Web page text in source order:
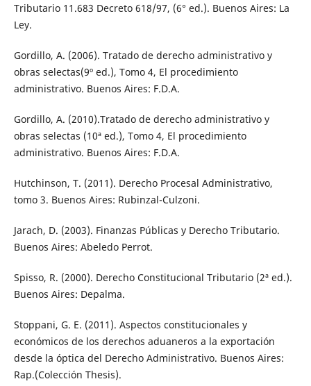
Tributario 11.683 Decreto 618/97, (6° ed.). Buenos Aires: La
Ley.
Gordillo, A. (2006). Tratado de derecho administrativo y
obras selectas(9º ed.), Tomo 4, El procedimiento
administrativo. Buenos Aires: F.D.A.
Gordillo, A. (2010).Tratado de derecho administrativo y
obras selectas (10ª ed.), Tomo 4, El procedimiento
administrativo. Buenos Aires: F.D.A.
Hutchinson, T. (2011). Derecho Procesal Administrativo,
tomo 3. Buenos Aires: Rubinzal-Culzoni.
Jarach, D. (2003). Finanzas Públicas y Derecho Tributario.
Buenos Aires: Abeledo Perrot.
Spisso, R. (2000). Derecho Constitucional Tributario (2ª ed.).
Buenos Aires: Depalma.
Stoppani, G. E. (2011). Aspectos constitucionales y
económicos de los derechos aduaneros a la exportación
desde la óptica del Derecho Administrativo. Buenos Aires:
Rap.(Colección Thesis).